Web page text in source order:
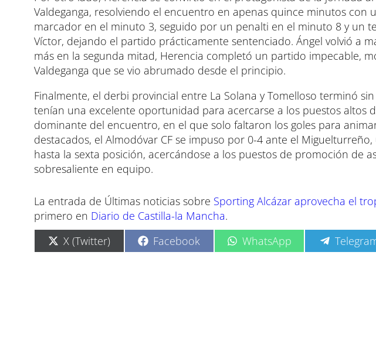
Valdeganga, resolviendo el encuentro en apenas quince minutos con
marcador en el minuto 3, seguido por un penalti en el minuto 8 y un
Víctor, dejando el partido prácticamente sentenciado. Ángel volvió a
más en la segunda mitad, Herencia completó un partido impecable,
Valdeganga que se vio abrumado desde el principio.
Finalmente, el derbi provincial entre La Solana y Tomelloso terminó
tenían una excelente oportunidad para acercarse a los puestos altos
dominante del encuentro, en el que solo faltaron los goles para
destacados, el Almodóvar CF se impuso por 0-4 ante el
hasta la sexta posición, acercándose a los puestos de promoción de
sobresaliente en equipo.
La entrada de Últimas noticias sobre Sporting Alcázar aprovecha el
primero en Diario de Castilla-la Mancha.
C
o
X (Twitter) C
o
Facebook C
o
WhatsApp C
o